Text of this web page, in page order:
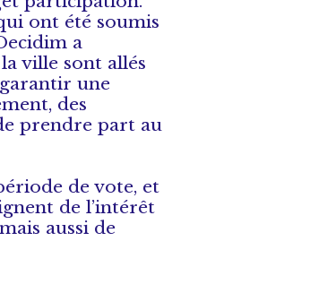
ont été soumis
a
ville sont allés
une
des
prendre part au
de vote, et
de l’intérêt
aussi de